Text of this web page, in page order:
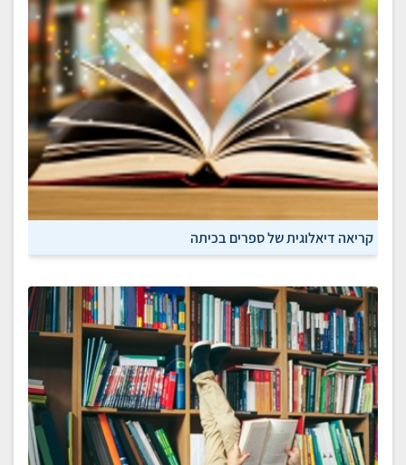
קריאה דיאלוגית של ספרים בכיתה